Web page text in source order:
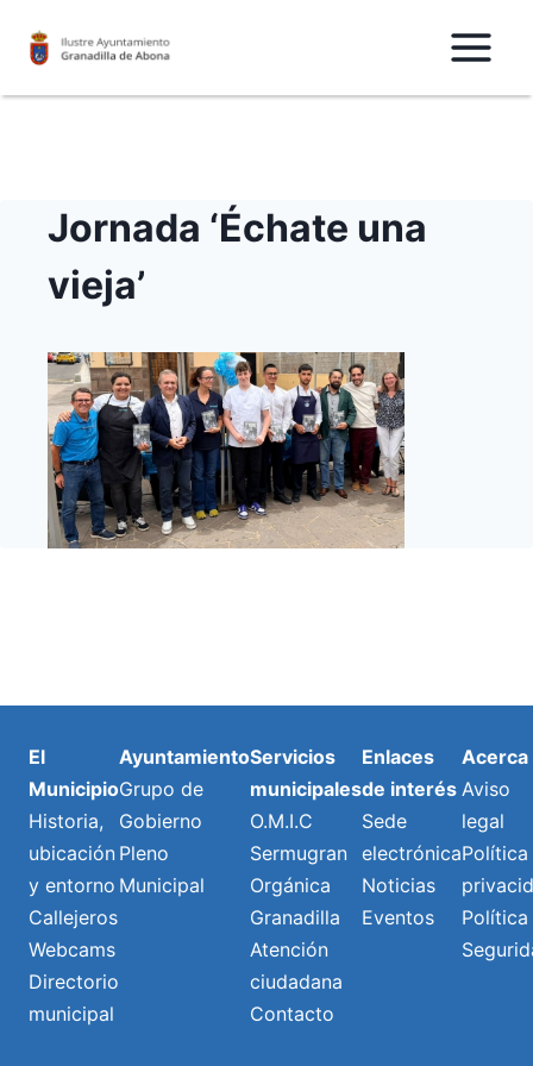
Jornada ‘Échate una
vieja’
El
Municipio
Historia,
ubicación
y entorno
Callejeros
Webcams
Directorio
municipal
Ayuntamiento
Grupo de
Gobierno
Pleno
Municipal
Servicios
municipales
O.M.I.C
Sermugran
Orgánica
Granadilla
Atención
ciudadana
Contacto
Enlaces
de interés
Sede
electrónica
Noticias
Eventos
Acerca
Aviso
legal
Política
Política